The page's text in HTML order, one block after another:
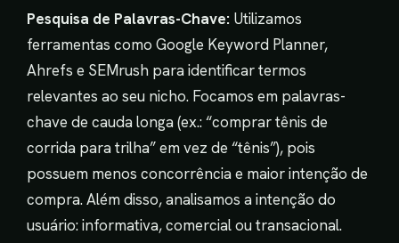
Pesquisa de Palavras-Chave: Utilizamos
ferramentas como Google Keyword Planner,
Ahrefs e SEMrush para identificar termos
relevantes ao seu nicho. Focamos em palavras-
chave de cauda longa (ex.: “comprar tênis de
corrida para trilha” em vez de “tênis”), pois
possuem menos concorrência e maior intenção de
compra. Além disso, analisamos a intenção do
usuário: informativa, comercial ou transacional.